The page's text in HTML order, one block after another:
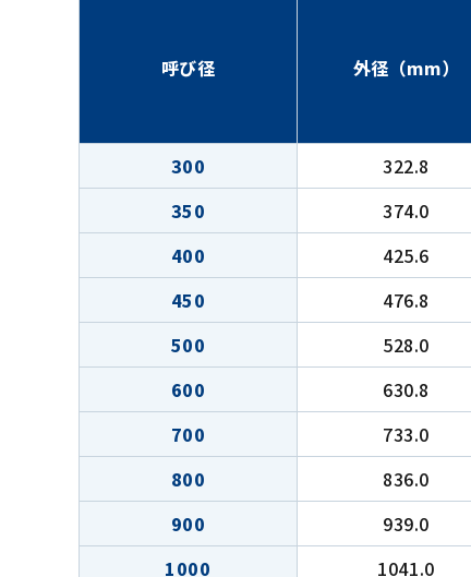
呼び径 外径（mm）
300
322.8
350
374.0
400
425.6
450
476.8
500
528.0
600
630.8
700
733.0
800
836.0
900
939.0
1000
1041.0